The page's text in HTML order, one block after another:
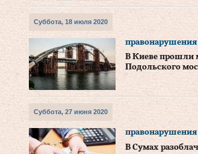
Суббота, 18 июля 2020
правонарушения
В Киеве прошли
Подольского
Суббота, 27 июня 2020
правонарушения
В Сумах